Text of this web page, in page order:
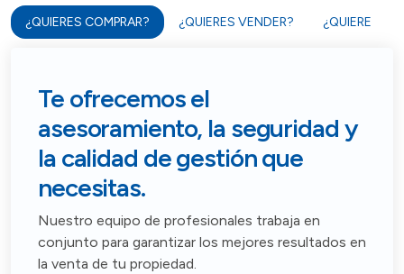
¿QUIERES COMPRAR? ¿QUIERES VENDER? ¿QUIERES
Te ofrecemos el
asesoramiento, la seguridad y
la calidad de gestión que
necesitas.
Nuestro equipo de profesionales trabaja en
conjunto para garantizar los mejores resultados en
la venta de tu propiedad.